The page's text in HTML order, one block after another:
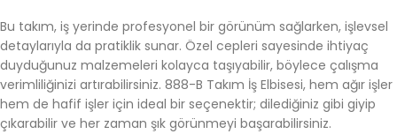
Bu takım, iş yerinde profesyonel bir görünüm sağlarken, işlevsel
detaylarıyla da pratiklik sunar. Özel cepleri sayesinde ihtiyaç
duyduğunuz malzemeleri kolayca taşıyabilir, böylece çalışma
verimliliğinizi artırabilirsiniz. 888-B Takım İş Elbisesi, hem ağır işler
hem de hafif işler için ideal bir seçenektir; dilediğiniz gibi giyip
çıkarabilir ve her zaman şık görünmeyi başarabilirsiniz.